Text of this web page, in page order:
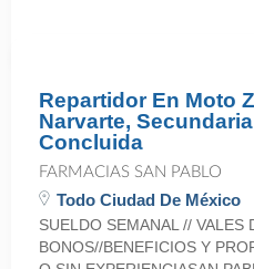
Repartidor En Moto
Narvarte, Secundaria
Concluida
FARMACIAS SAN PABLO
Todo Ciudad De México
SUELDO SEMANAL // VALES
BONOS//BENEFICIOS Y